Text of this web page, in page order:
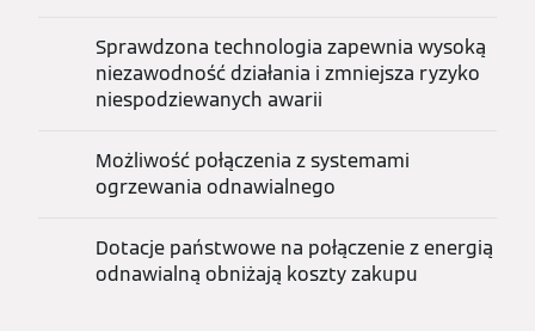
Sprawdzona technologia zapewnia wysoką
niezawodność działania i zmniejsza ryzyko
niespodziewanych awarii
Możliwość połączenia z systemami
ogrzewania odnawialnego
Dotacje państwowe na połączenie z energią
odnawialną obniżają koszty zakupu